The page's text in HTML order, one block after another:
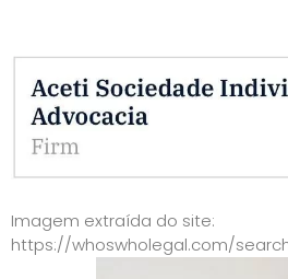
Imagem extraída do site:
https://whoswholegal.com/